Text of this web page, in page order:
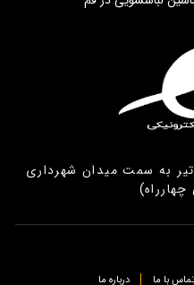
به سمت میدان شهرداری
تماس با ما
درباره ما